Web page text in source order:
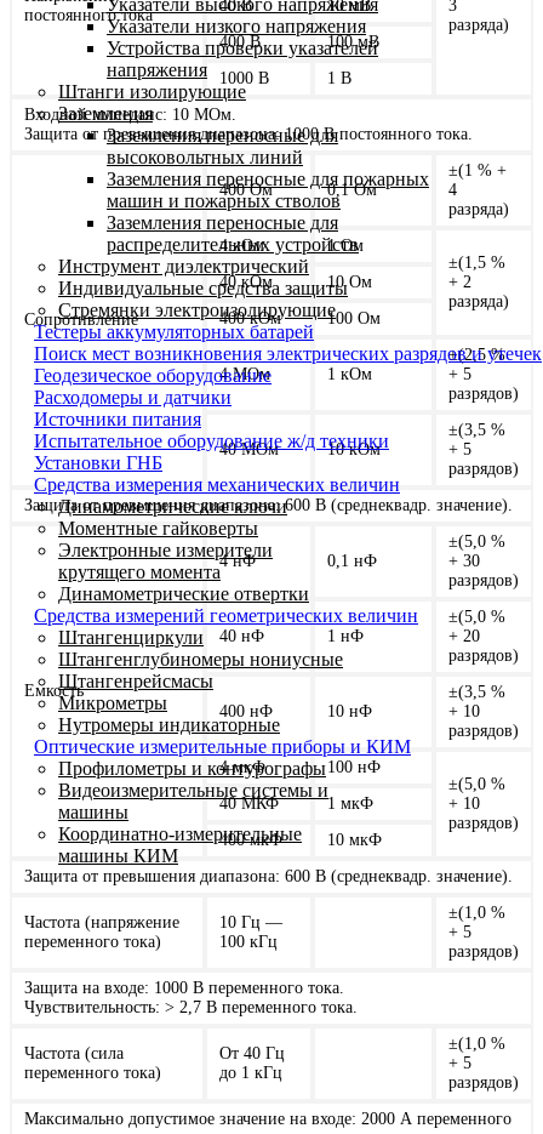
Указатели высокого напряжения
Указатели низкого напряжения
Устройства проверки указателей
напряжения
Штанги изолирующие
Заземления
Заземления переносные для
высоковольтных линий
Заземления переносные для пожарных
машин и пожарных стволов
Заземления переносные для
распределительных устройств
Инструмент диэлектрический
Индивидуальные средства защиты
Стремянки электроизолирующие
Тестеры аккумуляторных батарей
Поиск мест возникновения электрических разрядов и утечек
Геодезическое оборудование
Расходомеры и датчики
Источники питания
Испытательное оборудование ж/д техники
Установки ГНБ
Средства измерения механических величин
Динамометрические ключи
Моментные гайковерты
Электронные измерители
крутящего момента
Динамометрические отвертки
Средства измерений геометрических величин
Штангенциркули
Штангенглубиномеры нониусные
Штангенрейсмасы
Микрометры
Нутромеры индикаторные
Оптические измерительные приборы и КИМ
Профилометры и контурографы
Видеоизмерительные системы и
машины
Координатно-измерительные
машины КИМ
постоянного тока
3
разряда)
40 В
10 мВ
400 В
100 мВ
1000 В
1 В
Входной импеданс: 10 MОм.
Защита от превышения диапазона: 1000 В постоянного тока.
Сопротивление
400 Ом 0,1 Ом
±(1 % +
4
разряда)
4 кОм
1 Ом
±(1,5 %
+ 2
разряда)
40 кОм
10 Ом
400 кОм
100 Ом
4 МОм 1 кОм
±(2,5 %
+ 5
разрядов)
40 МОм 10 кОм
±(3,5 %
+ 5
разрядов)
Защита от превышения диапазона: 600 В (среднеквадр. значение).
Емкость
4 нФ 0,1 нФ
±(5,0 %
+ 30
разрядов)
40 нФ 1 нФ
±(5,0 %
+ 20
разрядов)
400 нФ 10 нФ
±(3,5 %
+ 10
разрядов)
4 мкФ
100 нФ
±(5,0 %
+ 10
разрядов)
40 МКФ
1 мкФ
400 мкФ
10 мкФ
Защита от превышения диапазона: 600 В (среднеквадр. значение).
Частота (напряжение
переменного тока)
10 Гц —
100 кГц
±(1,0 %
+ 5
разрядов)
Защита на входе: 1000 В переменного тока.
Чувствительность: > 2,7 В переменного тока.
Частота (сила
переменного тока)
От 40 Гц
до 1 кГц
±(1,0 %
+ 5
разрядов)
Максимально допустимое значение на входе: 2000 А переменного